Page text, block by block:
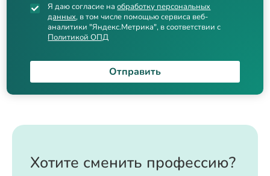
Я даю согласие наобработку персональных
данных, в том числе помощью сервиса веб-
аналитики "Яндекс.Метрика", в соответствии с
Политикой ОПД
Отправить
Хотите сменить профессию?